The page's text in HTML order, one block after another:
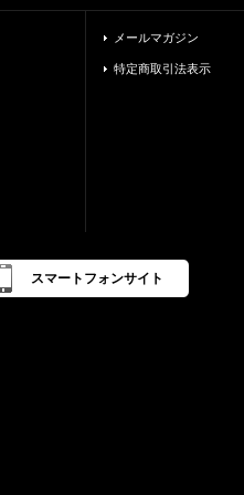
メールマガジン
特定商取引法表示
スマートフォンサイト